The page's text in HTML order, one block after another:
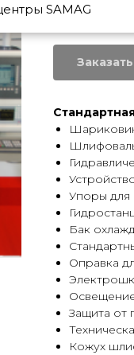
SAMAG
Заказать
Упоры для
Бак
Оправка
Защита от
Кожух